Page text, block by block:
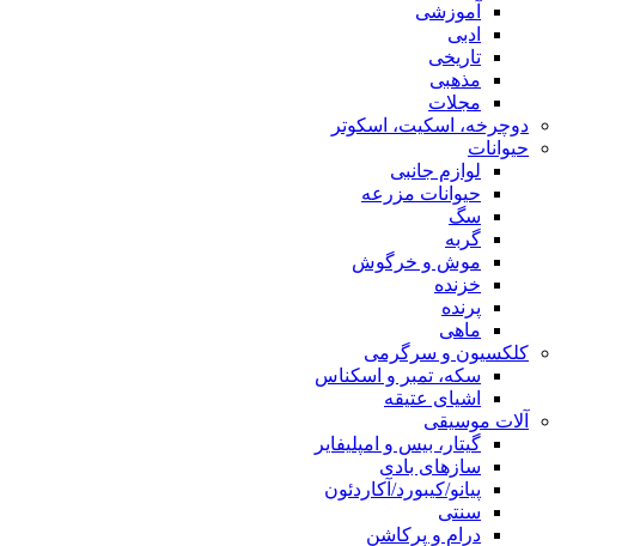
آموزشی
ادبی
تاریخی
مذهبی
مجلات
دوچرخه، اسکیت، اسکوتر
حیوانات
لوازم جانبی
حیوانات مزرعه
سگ
گربه
موش و خرگوش
خزنده
پرنده
ماهی
کلکسیون و سرگرمی
سکه، تمبر و اسکناس
اشیای عتیقه
آلات موسیقی
گیتار، بیس و امپلیفایر
سازهای بادی
پیانو/کیبورد/آکاردئون
سنتی
درام و پرکاشن